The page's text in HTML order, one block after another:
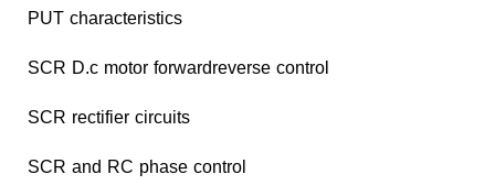
PUT characteristics
SCR D.c motor forwardreverse control
SCR rectifier circuits
SCR and RC phase control